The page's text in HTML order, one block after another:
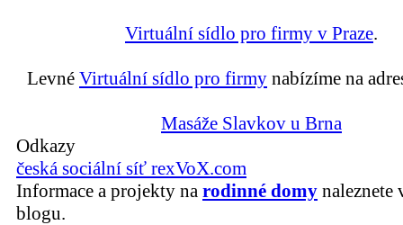
Virtuální sídlo pro firmy v Praze.
Levné Virtuální sídlo pro firmy nabízíme na
Masáže Slavkov u Brna
Odkazy
česká sociální síť rexVoX.com
Informace a projekty na rodinné domy naleznete
blogu.